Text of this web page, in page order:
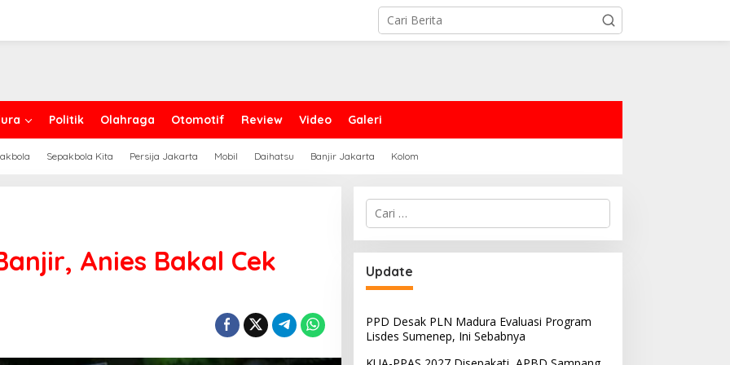
Politik Olahraga Otomotif Review Video Galeri
Sepakbola Kita Persija Jakarta Mobil Daihatsu Banjir Jakarta Kolom
Anies Bakal Cek
Cari
untuk:
Update
PPD Desak PLN Madura Evaluasi Program
Lisdes Sumenep, Ini Sebabnya